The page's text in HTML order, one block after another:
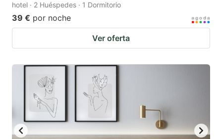
hotel · 2 Huéspedes · 1 Dormitorio
39 € por noche
Ver oferta